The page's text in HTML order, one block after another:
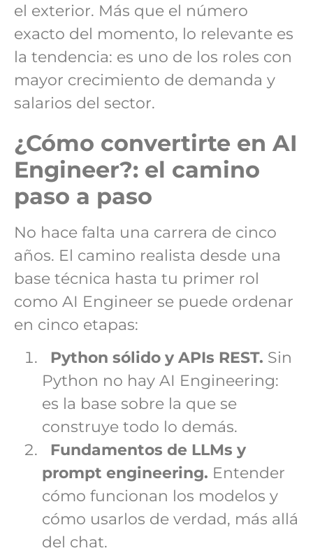
el exterior. Más que el número
exacto del momento, lo relevante es
la tendencia: es uno de los roles con
mayor crecimiento de demanda y
salarios del sector.
¿Cómo convertirte en AI
Engineer?: el camino
paso a paso
No hace falta una carrera de cinco
años. El camino realista desde una
base técnica hasta tu primer rol
como AI Engineer se puede ordenar
en cinco etapas:
Python sólido y APIs REST. Sin
Python no hay AI Engineering:
es la base sobre la que se
construye todo lo demás.
Fundamentos de LLMs y
prompt engineering. Entender
cómo funcionan los modelos y
cómo usarlos de verdad, más allá
del chat.